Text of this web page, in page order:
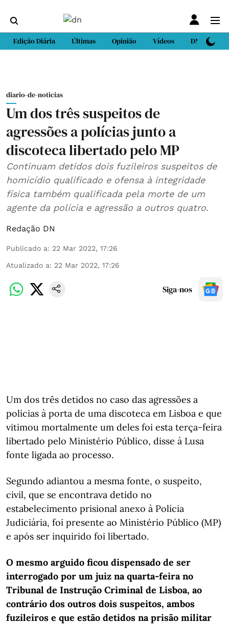
Edição Diária Últimas Opinião Vídeos DN Sport
diario-de-noticias
Um dos três suspeitos de
agressões a polícias junto a
discoteca libertado pelo MP
Continuam detidos dois fuzileiros suspeitos de
homicídio qualificado e ofensa à integridade
física também qualificada pela morte de um
agente da polícia e agressão a outros quatro.
Redação DN
Publicado a: 22 Mar 2022, 17:26
Atualizado a: 22 Mar 2022, 17:26
Siga-nos
Um dos três detidos no caso das agressões a
polícias à porta de uma discoteca em Lisboa e que
vitimou mortalmente um deles foi esta terça-feira
libertado pelo Ministério Público, disse à Lusa
fonte ligada ao processo.
Segundo adiantou a mesma fonte, o suspeito,
civil, que se encontrava detido no
estabelecimento prisional anexo à Polícia
Judiciária, foi presente ao Ministério Público (MP)
e após ser inquirido foi libertado.
O mesmo arguido ficou dispensado de ser
interrogado por um juiz na quarta-feira no
Tribunal de Instrução Criminal de Lisboa, ao
contrário dos outros dois suspeitos, ambos
fuzileiros e que estão detidos na prisão militar